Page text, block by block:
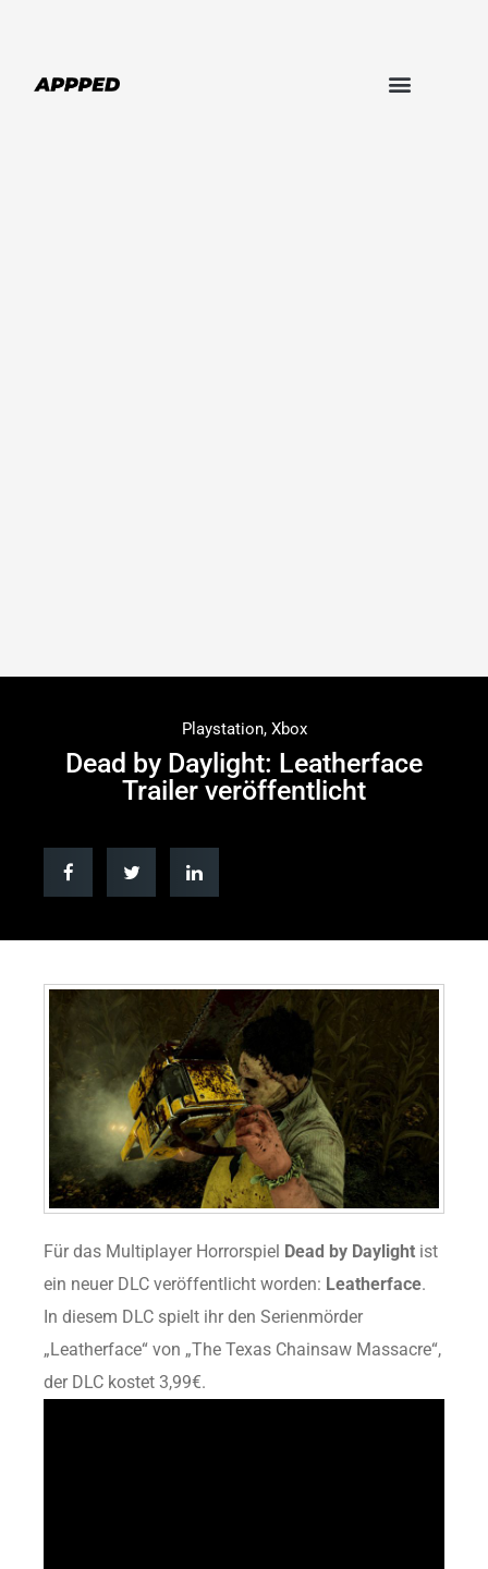
Playstation, Xbox
Dead by Daylight: Leatherface
Trailer veröffentlicht
Für das Multiplayer Horrorspiel Dead by Daylight ist
ein neuer DLC veröffentlicht worden: Leatherface.
In diesem DLC spielt ihr den Serienmörder
„Leatherface“ von „The Texas Chainsaw Massacre“,
der DLC kostet 3,99€.